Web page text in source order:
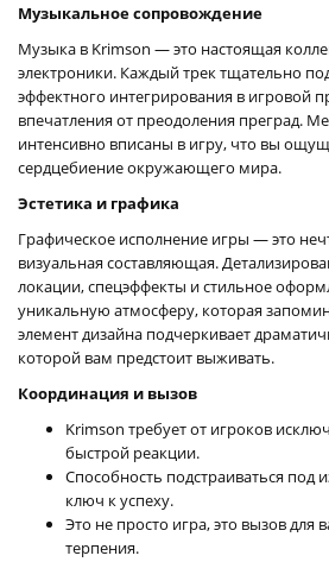
Музыкальное сопровождение
Музыка в Krimson — это настоящая
электроники. Каждый трек тщательно
эффектного интегрирования в игровой
впечатления от преодоления преград.
интенсивно вписаны в игру, что вы
сердцебиение окружающего мира.
Эстетика и графика
Графическое исполнение игры — это
визуальная составляющая.
локации, спецэффекты и стильное
уникальную атмосферу, которая
элемент дизайна подчеркивает
которой вам предстоит выживать.
Координация и вызов
Krimson требует от игроков
быстрой реакции.
Способность подстраиваться
ключ к успеху.
Это не просто игра, это вызов для
терпения.